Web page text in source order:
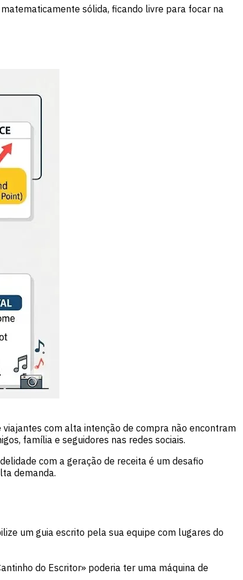
sólida, ficando livre para focar na
viajantes com alta intenção de compra não encontram
família e seguidores nas redes sociais.
com a geração de receita é um desafio
demanda.
um guia escrito pela sua equipe com lugares do
do Escritor» poderia ter uma máquina de